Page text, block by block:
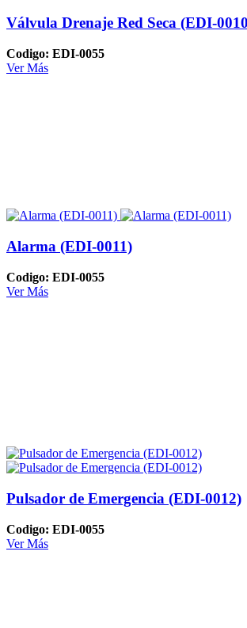
Válvula Drenaje Red Seca (EDI-
Codigo: EDI-0055
Ver Más
Alarma (EDI-0011)
Codigo: EDI-0055
Ver Más
Pulsador de Emergencia (EDI-0012)
Codigo: EDI-0055
Ver Más